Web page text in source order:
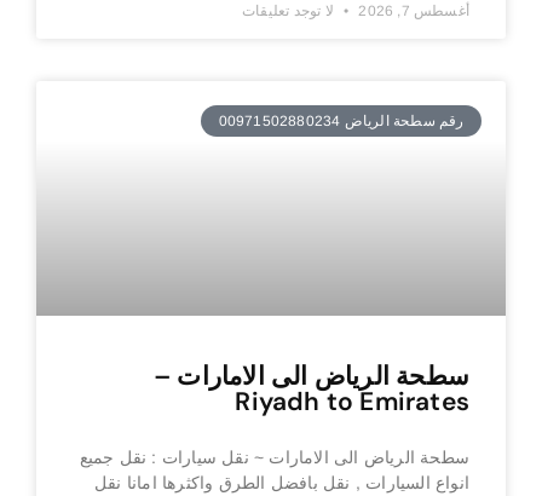
أغسطس 7, 2026 لا توجد تعليقات
رقم سطحة الرياض 00971502880234
سطحة الرياض الى الامارات –
Riyadh to Emirates
سطحة الرياض الى الامارات ~ نقل سيارات : نقل جميع
انواع السيارات , نقل بافضل الطرق واكثرها امانا نقل